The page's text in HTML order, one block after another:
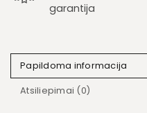
garantija
Papildoma informacija
Atsiliepimai (0)